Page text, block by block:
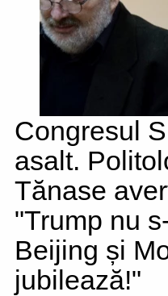
Congresul
asalt.
Tănase
"Trump nu
Beijing și
jubilează!"